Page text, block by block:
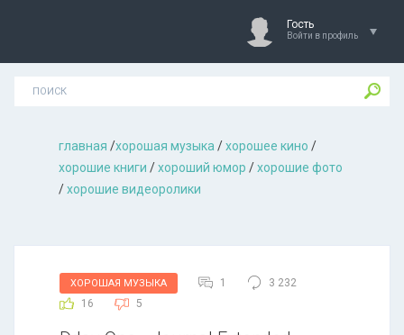
Гость
Войти в профиль
главная /хорошая музыкa /хорошее кино /
хорошие книги /хороший юмор /хорошие фото
/хорошие видеоролики
ХОРОШАЯ МУЗЫКА 1
3 232
16
5